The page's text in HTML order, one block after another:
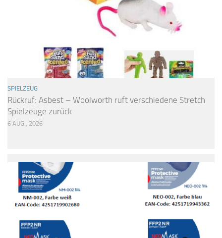
SPIELZEUG
Rückruf: Asbest – Woolworth ruft verschiedene Stretch
Spielzeuge zurück
6 AUG., 2026